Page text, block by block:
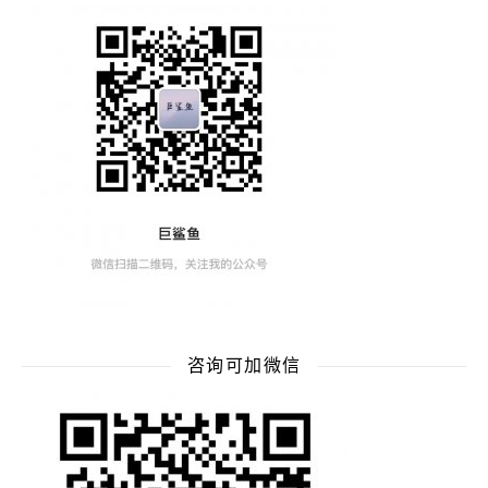
咨询可加微信